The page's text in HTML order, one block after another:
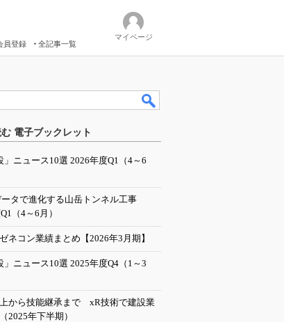
員登録 全記事一覧
マイページ
電子ブックレット
」ニュース10選 2026年度Q1（4～6
タで進化する山岳トンネル工事
（4～6月）
ネコン業績まとめ【2026年3月期】
」ニュース10選 2025年度Q4（1～3
から技能継承まで xR技術で建設業
2025年下半期）